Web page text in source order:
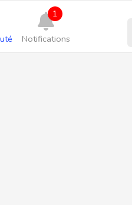
Notifications
1